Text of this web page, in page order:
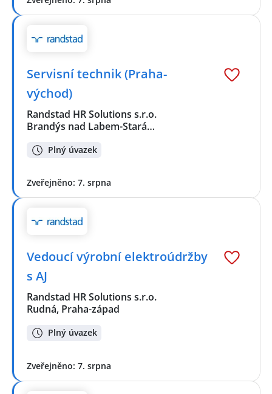
Servisní technik (Praha-
východ)
Randstad HR Solutions s.r.o.
Brandýs nad Labem-Stará…
Plný úvazek
Zveřejněno: 7. srpna
Vedoucí výrobní elektroúdržby
s AJ
Randstad HR Solutions s.r.o.
Rudná, Praha-západ
Plný úvazek
Zveřejněno: 7. srpna